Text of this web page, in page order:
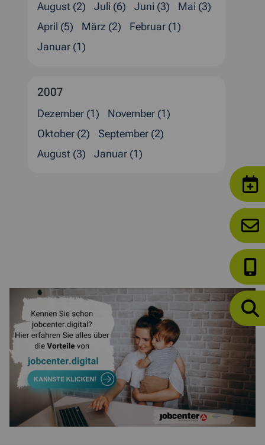
August (2)
Juli (6) Juni (3)
Mai (3)
April (5)
März (2)
Februar (1)
Januar (1)
2007
Dezember (1)
November (1)
Oktober (2)
September (2)
August (3)
Januar (1)